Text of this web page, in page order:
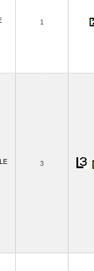
1
3